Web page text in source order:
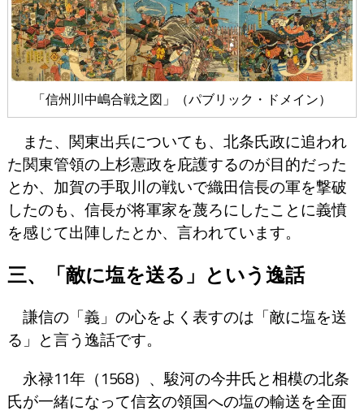
「信州川中嶋合戦之図」（パブリック・ドメイン）
また、関東出兵についても、北条氏政に追われ
た関東管領の上杉憲政を庇護するのが目的だった
とか、加賀の手取川の戦いで織田信長の軍を撃破
したのも、信長が将軍家を蔑ろにしたことに義憤
を感じて出陣したとか、言われています。
三、「敵に塩を送る」という逸話
謙信の「義」の心をよく表すのは「敵に塩を送
る」と言う逸話です。
永禄11年（1568）、駿河の今井氏と相模の北条
氏が一緒になって信玄の領国への塩の輸送を全面